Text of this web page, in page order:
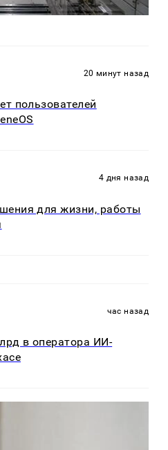
20 минут назад
пользователей
4 дня назад
для жизни, работы
час назад
в оператора ИИ-